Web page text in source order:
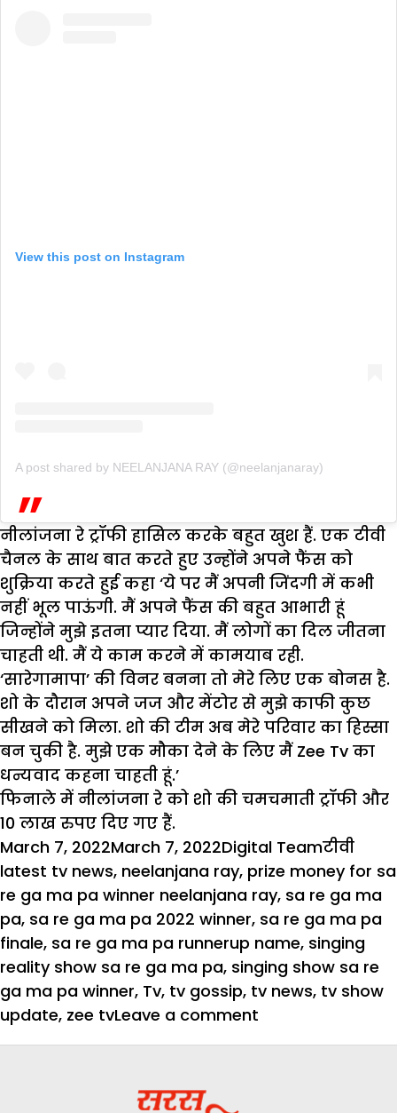
View this post on Instagram
A post shared by NEELANJANA RAY (@neelanjanaray)
नीलांजना रे ट्रॉफी हासिल करके बहुत खुश हैं. एक टीवी
चैनल के साथ बात करते हुए उन्होंने अपने फैंस को
शुक्रिया करते हुई कहा ‘ये पर मैं अपनी जिंदगी में कभी
नहीं भूल पाऊंगी. मैं अपने फैंस की बहुत आभारी हूं
जिन्होंने मुझे इतना प्यार दिया. मैं लोगों का दिल जीतना
चाहती थी. मैं ये काम करने में कामयाब रही.
‘सारेगामापा’ की विनर बनना तो मेरे लिए एक बोनस है.
शो के दौरान अपने जज और मेंटोर से मुझे काफी कुछ
सीखने को मिला. शो की टीम अब मेरे परिवार का हिस्सा
बन चुकी है. मुझे एक मौका देने के लिए मैं Zee Tv का
धन्यवाद कहना चाहती हूं.’
फिनाले में नीलांजना रे को शो की चमचमाती ट्रॉफी और
10 लाख रुपए दिए गए हैं.
Posted
on
March 7, 2022March 7, 2022Author
Digital TeamटीवीTags
latest tv news, neelanjana ray, prize money for sa
re ga ma pa winner neelanjana ray, sa re ga ma
pa, sa re ga ma pa 2022 winner, sa re ga ma pa
finale, sa re ga ma pa runnerup name, singing
reality show sa re ga ma pa, singing show sa re
ga ma pa winner, Tv, tv gossip, tv news, tv show
update, zee tvLeave a comment